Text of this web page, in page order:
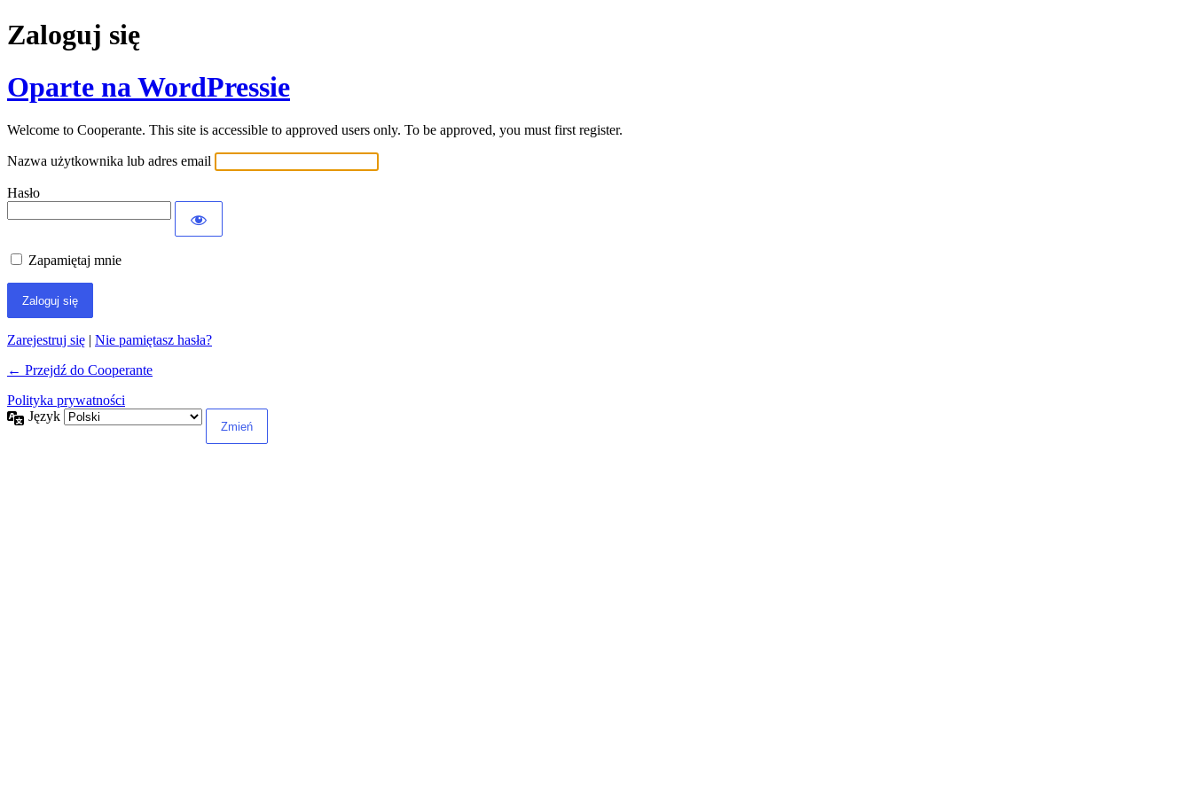
Zaloguj się
Oparte na WordPressie
Welcome to Cooperante. This site is accessible to approved users only. To be approved, you must first register.
Nazwa użytkownika lub adres email
Hasło
Zapamiętaj mnie
Zarejestruj się | Nie pamiętasz hasła?
← Przejdź do Cooperante
Polityka prywatności
Język